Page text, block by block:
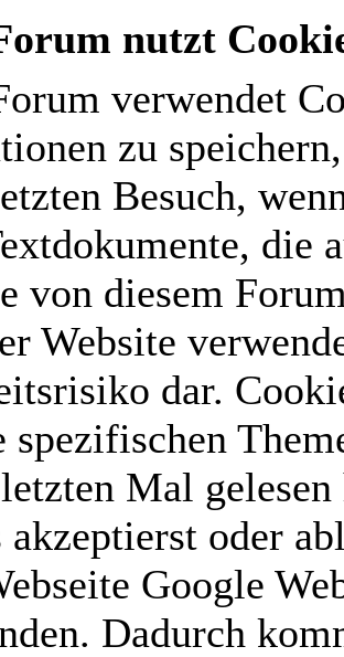
nutzt
verwendet
zu
Besuch,
die
von diesem
Website
dar.
spezifischen
Mal
akzeptierst oder
Google
Dadurch